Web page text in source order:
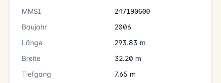
MMSI 247190600
Baujahr
2006
Länge
293.83 m
Breite
32.20 m
Tiefgang
7.65 m